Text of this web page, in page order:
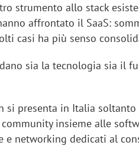
strumento allo stack
affrontato il SaaS:
casi ha più senso
sia la tecnologia sia il
si presenta in Italia
insieme alle
e networking dedicati al